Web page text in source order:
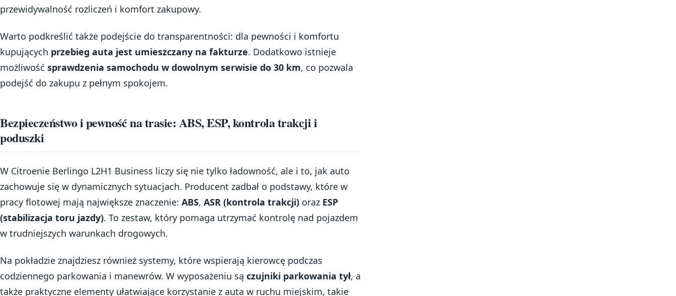
przewidywalność rozliczeń i komfort zakupowy.
Warto podkreślić także podejście do transparentności: dla pewności i komfortu
kupujących przebieg auta jest umieszczany na fakturze. Dodatkowo istnieje
możliwość sprawdzenia samochodu w dowolnym serwisie do 30 km, co pozwala
podejść do zakupu z pełnym spokojem.
Bezpieczeństwo i pewność na trasie: ABS, ESP, kontrola trakcji i
poduszki
W Citroenie Berlingo L2H1 Business liczy się nie tylko ładowność, ale i to, jak auto
zachowuje się w dynamicznych sytuacjach. Producent zadbał o podstawy, które w
pracy flotowej mają największe znaczenie: ABS, ASR (kontrola trakcji) oraz ESP
(stabilizacja toru jazdy). To zestaw, który pomaga utrzymać kontrolę nad pojazdem
w trudniejszych warunkach drogowych.
Na pokładzie znajdziesz również systemy, które wspierają kierowcę podczas
codziennego parkowania i manewrów. W wyposażeniu są czujniki parkowania tył, a
także praktyczne elementy ułatwiające korzystanie z auta w ruchu miejskim, takie